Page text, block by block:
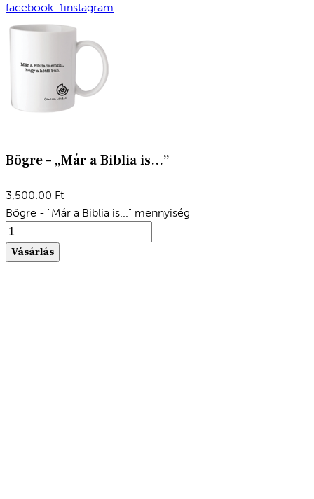
facebook-1instagram
Bögre – „Már a Biblia is…”
3,500.00 Ft
Bögre - "Már a Biblia is..." mennyiség
Vásárlás